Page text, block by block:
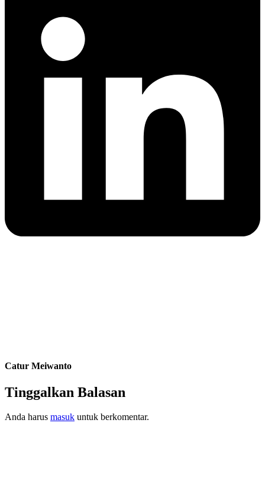
Catur Meiwanto
Tinggalkan Balasan
Anda harus masuk untuk berkomentar.